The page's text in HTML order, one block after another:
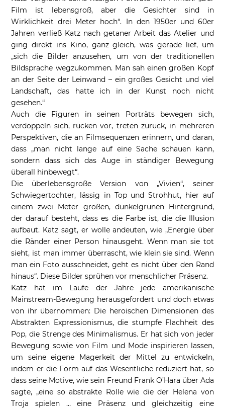
Film ist lebensgroß, aber die Gesichter sind in
Wirklichkeit drei Meter hoch“. In den 1950er und 60er
Jahren verließ Katz nach getaner Arbeit das Atelier und
ging direkt ins Kino, ganz gleich, was gerade lief, um
„sich die Bilder anzusehen, um von der traditionellen
Bildsprache wegzukommen. Man sah einen großen Kopf
an der Seite der Leinwand – ein großes Gesicht und viel
Landschaft, das hatte ich in der Kunst noch nicht
gesehen.“
Auch die Figuren in seinen Porträts bewegen sich,
verdoppeln sich, rücken vor, treten zurück, in mehreren
Perspektiven, die an Filmsequenzen erinnern, und daran,
dass „man nicht lange auf eine Sache schauen kann,
sondern dass sich das Auge in ständiger Bewegung
überall hinbewegt“.
Die überlebensgroße Version von „Vivien“, seiner
Schwiegertochter, lässig in Top und Strohhut, hier auf
einem zwei Meter großen, dunkelgrünen Hintergrund,
der darauf besteht, dass es die Farbe ist, die die Illusion
aufbaut. Katz sagt, er wolle andeuten, wie „Energie über
die Ränder einer Person hinausgeht. Wenn man sie tot
sieht, ist man immer überrascht, wie klein sie sind. Wenn
man ein Foto ausschneidet, geht es nicht über den Rand
hinaus“. Diese Bilder sprühen vor menschlicher Präsenz.
Katz hat im Laufe der Jahre jede amerikanische
Mainstream-Bewegung herausgefordert und doch etwas
von ihr übernommen: Die heroischen Dimensionen des
Abstrakten Expressionismus, die stumpfe Flachheit des
Pop, die Strenge des Minimalismus. Er hat sich von jeder
Bewegung sowie von Film und Mode inspirieren lassen,
um seine eigene Magerkeit der Mittel zu entwickeln,
indem er die Form auf das Wesentliche reduziert hat, so
dass seine Motive, wie sein Freund Frank O’Hara über Ada
sagte, „eine so abstrakte Rolle wie die der Helena von
Troja spielen … eine Präsenz und gleichzeitig eine